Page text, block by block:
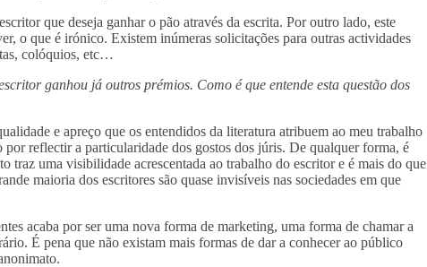
que deseja ganhar o pão através da escrita. Por outro lado, este
o que é irónico. Existem inúmeras solicitações para outras actividades
colóquios, etc…
ganhou já outros prémios. Como é que entende esta questão dos
e apreço que os entendidos da literatura atribuem ao meu trabalho
reflectir a particularidade dos gostos dos júris. De qualquer forma, é
traz uma visibilidade acrescentada ao trabalho do escritor e é mais do que
maioria dos escritores são quase invisíveis nas sociedades em que
acaba por ser uma nova forma de marketing, uma forma de chamar a
É pena que não existam mais formas de dar a conhecer ao público